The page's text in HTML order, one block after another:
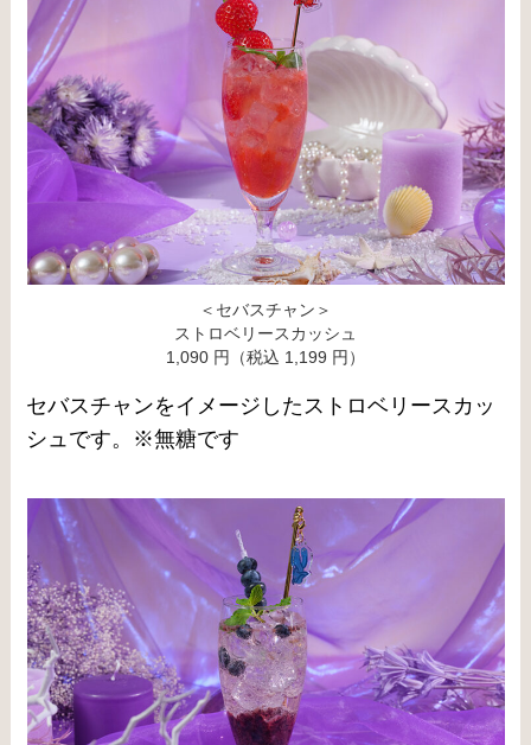
＜セバスチャン＞
ストロベリースカッシュ
1,090 円（税込 1,199 円）
セバスチャンをイメージしたストロベリースカッ
シュです。※無糖です